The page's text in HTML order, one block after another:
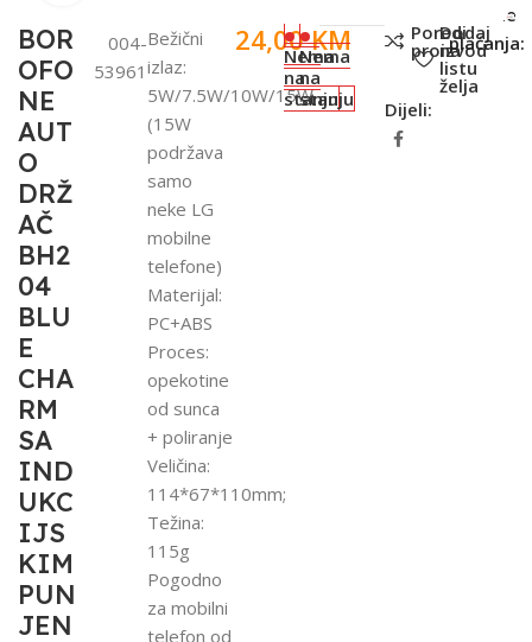
BOR
OFO
NE
AUT
O
DRŽ
AČ
BH2
04
BLU
E
CHA
RM
SA
IND
UKC
IJS
KIM
PUN
JEN
004-
53961
Bežični
izlaz:
5W/7.5W/10W/15W
(15W
podržava
samo
neke LG
mobilne
telefone)
Materijal:
PC+ABS
Proces:
opekotine
od sunca
+ poliranje
Veličina:
114*67*110mm;
Težina:
115g
Pogodno
za mobilni
telefon od
24,00KM
Nema
na
stanju
Nema
na
stanju
Poredi
proizvod
Dodaj
na
listu
želja
Dijeli:
Metode
plaćanja: